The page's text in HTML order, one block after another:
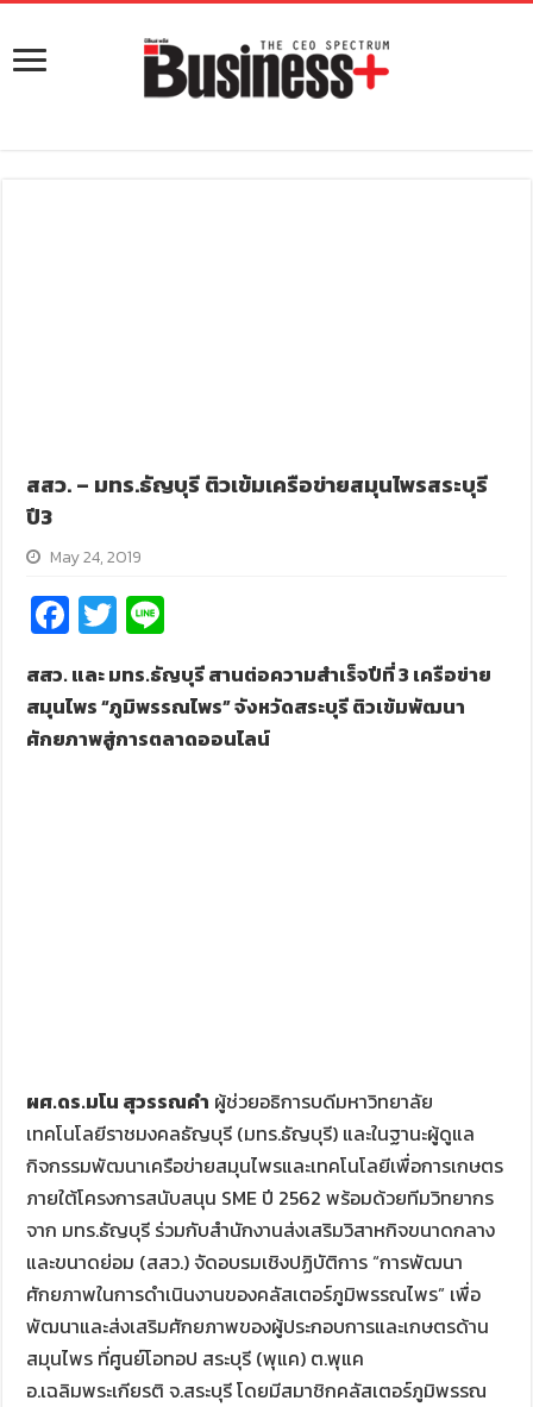
สสว. – มทร.ธัญบุรี ติวเข้มเครือข่ายสมุนไพรสระบุรี
ปี3
May 24, 2019
Fa
ce
b
o
T
wi
tt
er
e
สสว. และ มทร.ธัญบุรี สานต่อความสำเร็จปีที่3 เครือข่าย
สมุนไพร“ภูมิพรรณไพร”จังหวัดสระบุรี ติวเข้มพัฒนา
ศักยภาพสู่การตลาดออนไลน์
ผศ.ดร.มโน สุวรรณคำ ผู้ช่วยอธิการบดีมหาวิทยาลัย
เทคโนโลยีราชมงคลธัญบุรี (มทร.ธัญบุรี) และในฐานะผู้ดูแล
กิจกรรมพัฒนาเครือข่ายสมุนไพรและเทคโนโลยีเพื่อการเกษตร
ภายใต้โครงการสนับสนุน SME ปี 2562พร้อมด้วยทีมวิทยากร
จาก มทร.ธัญบุรี ร่วมกับสำนักงานส่งเสริมวิสาหกิจขนาดกลาง
และขนาดย่อม (สสว.) จัดอบรมเชิงปฏิบัติการ“การพัฒนา
ศักยภาพในการดำเนินงานของคลัสเตอร์ภูมิพรรณไพร” เพื่อ
พัฒนาและส่งเสริมศักยภาพของผู้ประกอบการและเกษตรด้าน
สมุนไพร ที่ศูนย์โอทอป สระบุรี (พุแค) ต.พุแค
อ.เฉลิมพระเกียรติ จ.สระบุรี โดยมีสมาชิกคลัสเตอร์ภูมิพรรณ